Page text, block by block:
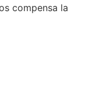
compensa la